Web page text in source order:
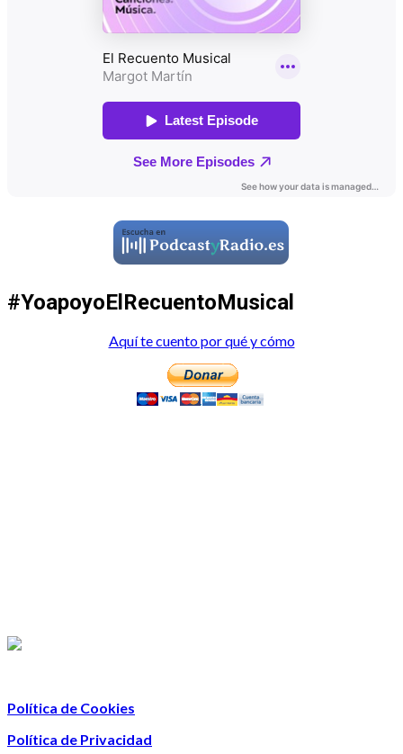
#YoapoyoElRecuentoMusical
Aquí te cuento por qué y cómo
Política de Cookies
Política de Privacidad